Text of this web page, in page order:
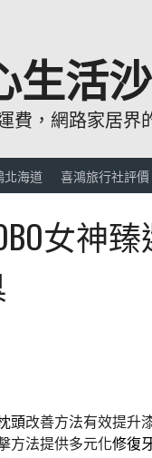
生活
，網路家居界
北海道 喜鴻旅行社評價
女神
頭改善方法有效提升
方法提供多元化修復